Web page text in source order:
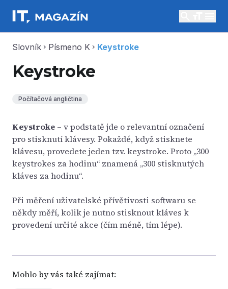
Slovník chevron_right Písmeno K chevron_right Keystroke
Keystroke
Počítačová angličtina
Keystroke – v podstatě jde o relevantní označení
pro stisknutí klávesy. Pokaždé, když stisknete
klávesu, provedete jeden tzv. keystroke. Proto „300
keystrokes za hodinu“ znamená „300 stisknutých
kláves za hodinu“.
Při měření uživatelské přívětivosti softwaru se
někdy měří, kolik je nutno stisknout kláves k
provedení určité akce (čím méně, tím lépe).
Mohlo by vás také zajímat: